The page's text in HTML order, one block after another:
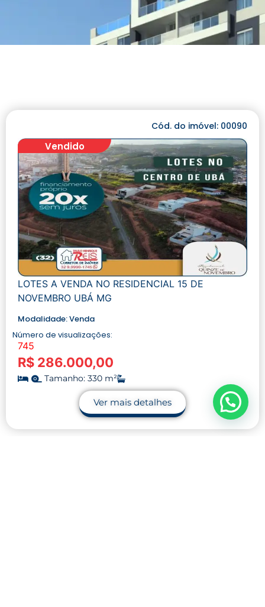
Cód. do imóvel: 00090
Vendido
LOTES A VENDA NO RESIDENCIAL 15 DE
NOVEMBRO UBÁ MG
Modalidade:Venda
Número de visualizações:
745
R$ 286.000,00
Tamanho: 330 m²
Ver mais detalhes